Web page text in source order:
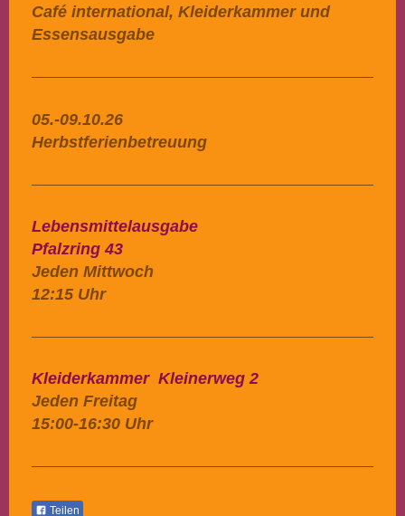
Café international, Kleiderkammer und
Essensausgabe
05.-09.10.26
Herbstferienbetreuung
Lebensmittelausgabe
Pfalzring 43
Jeden Mittwoch
12:15 Uhr
Kleiderkammer Kleinerweg 2
Jeden Freitag
15:00-16:30 Uhr
Teilen